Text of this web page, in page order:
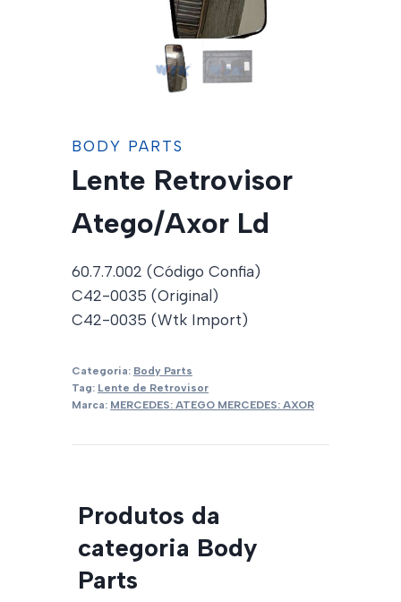
BODY PARTS
Lente Retrovisor
Atego/Axor Ld
60.7.7.002 (Código Confia)
C42-0035 (Original)
C42-0035 (Wtk Import)
Categoria: Body Parts
Tag: Lente de Retrovisor
Marca: MERCEDES: ATEGO MERCEDES: AXOR
Produtos da
categoria Body
Parts